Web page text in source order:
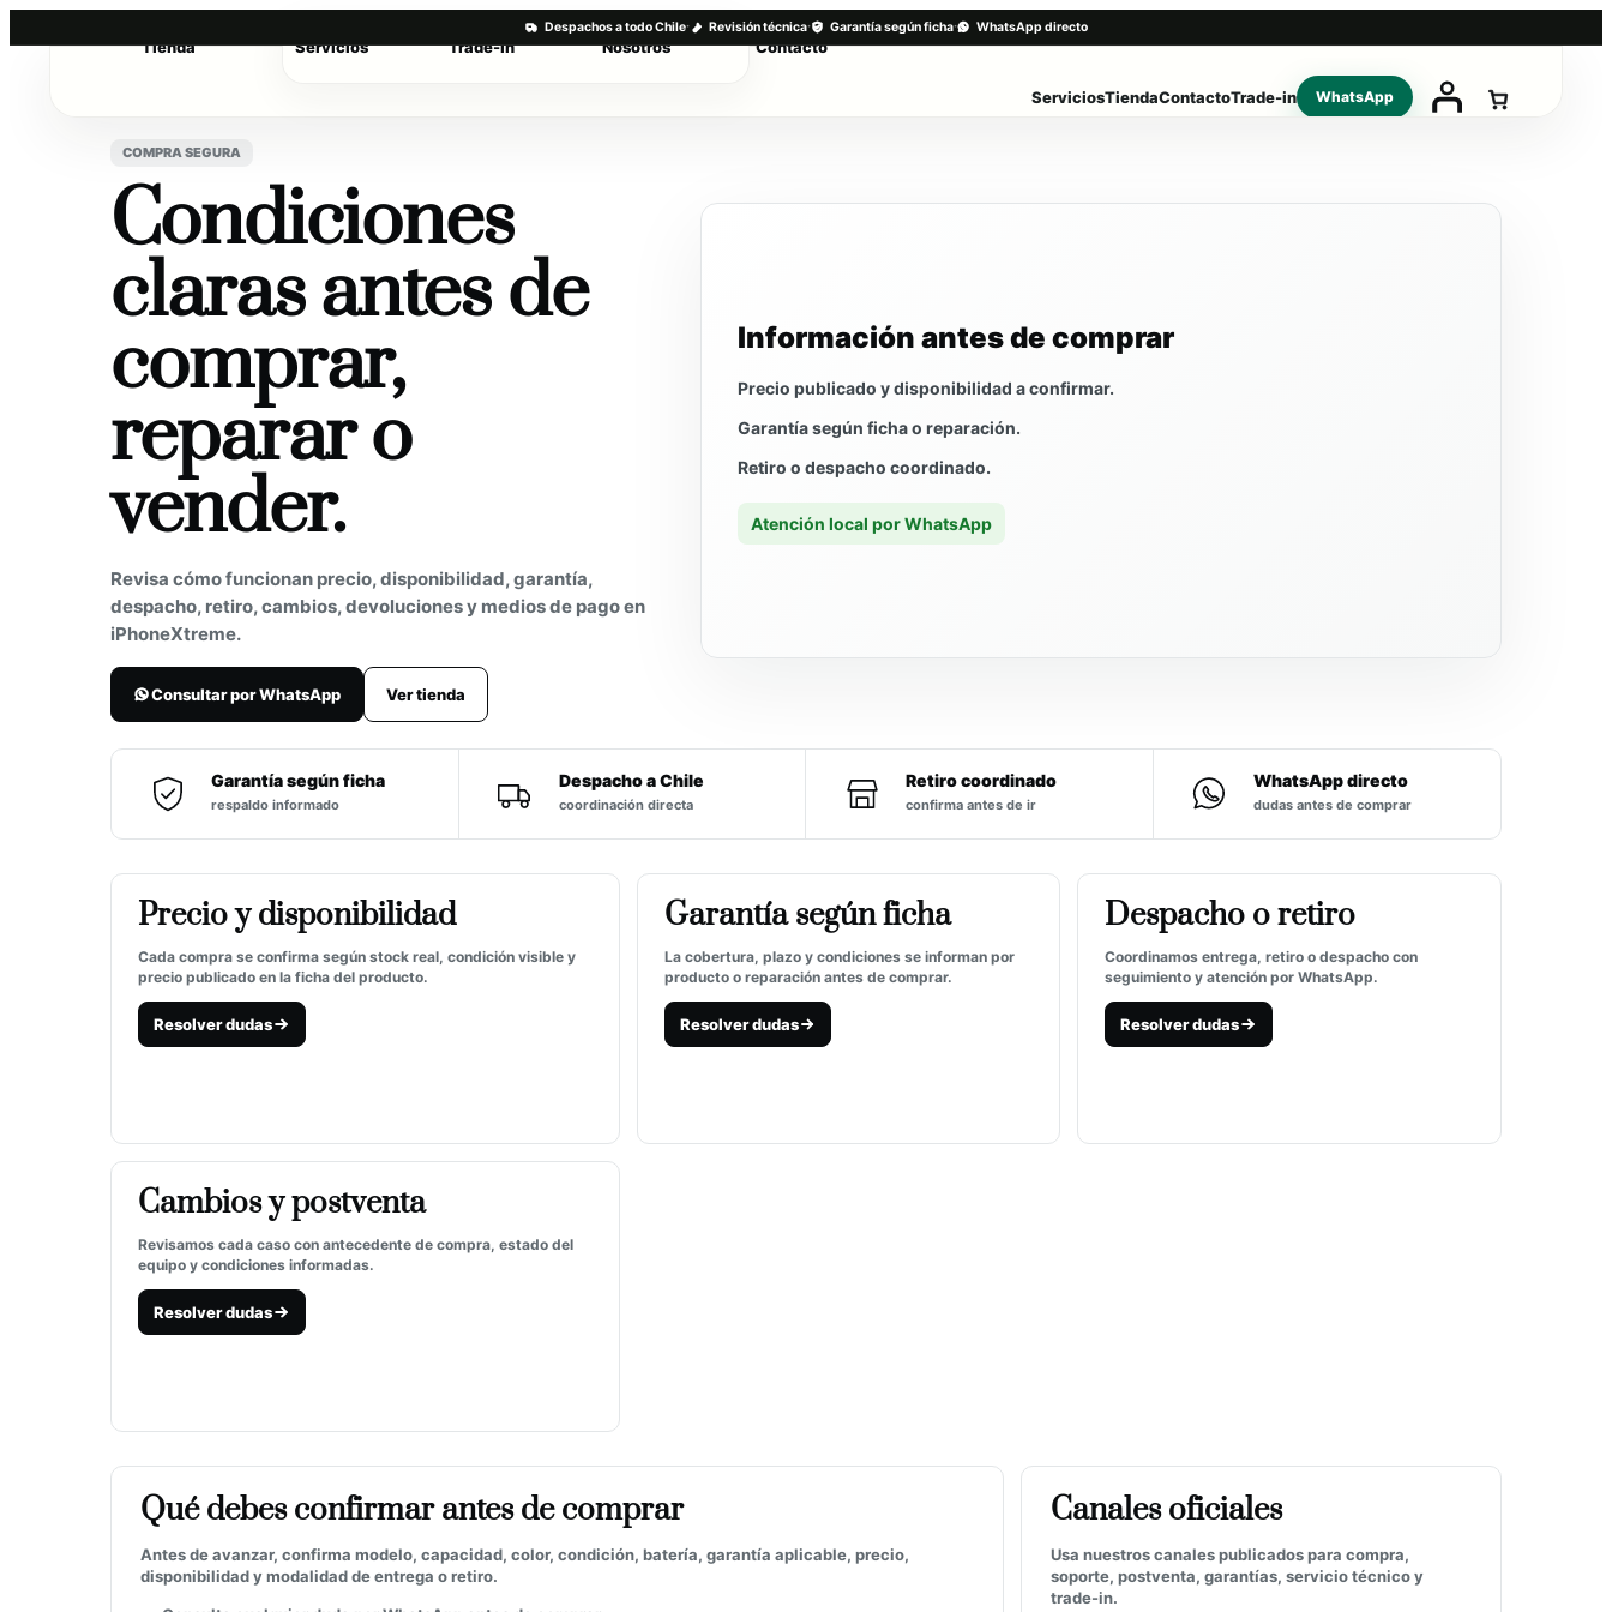
Despachos a todo Chile· Revisión técnica· Garantía según ficha· WhatsApp directo
ServiciosTiendaContactoTrade-in WhatsApp
Tienda Servicios Trade-in Nosotros Contacto
COMPRA SEGURA
Condiciones
claras antes de
comprar,
reparar o
vender.
Revisa cómo funcionan precio, disponibilidad, garantía,
despacho, retiro, cambios, devoluciones y medios de pago en
iPhoneXtreme.
Consultar por WhatsApp Ver tienda
Información antes de comprar
Precio publicado y disponibilidad a confirmar.
Garantía según ficha o reparación.
Retiro o despacho coordinado.
Atención local por WhatsApp
Garantía según ficha
respaldo informado
Despacho a Chile
coordinación directa
Retiro coordinado
confirma antes de ir
WhatsApp directo
dudas antes de comprar
Precio y disponibilidad
Cada compra se confirma según stock real, condición visible y
precio publicado en la ficha del producto.
Resolver dudas
Garantía según ficha
La cobertura, plazo y condiciones se informan por
producto o reparación antes de comprar.
Resolver dudas
Despacho o retiro
Coordinamos entrega, retiro o despacho con
seguimiento y atención por WhatsApp.
Resolver dudas
Cambios y postventa
Revisamos cada caso con antecedente de compra, estado del
equipo y condiciones informadas.
Resolver dudas
Qué debes confirmar antes de comprar
Antes de avanzar, confirma modelo, capacidad, color, condición, batería, garantía aplicable, precio,
disponibilidad y modalidad de entrega o retiro.
Canales oficiales
Usa nuestros canales publicados para compra,
soporte, postventa, garantías, servicio técnico y
trade-in.